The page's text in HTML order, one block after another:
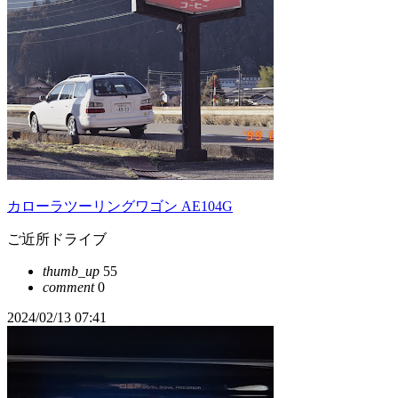
カローラツーリングワゴン AE104G
ご近所ドライブ
thumb_up 55
comment0
2024/02/13 07:41